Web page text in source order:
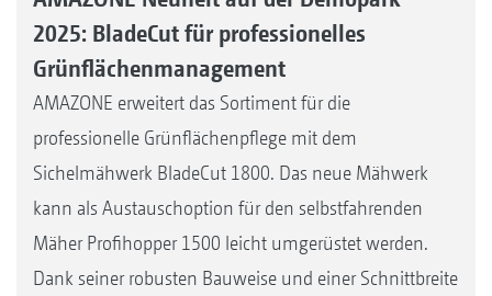
2025: BladeCut für professionelles
Grünflächenmanagement
AMAZONE erweitert das Sortiment für die
professionelle Grünflächenpflege mit dem
Sichelmähwerk BladeCut 1800. Das neue Mähwerk
kann als Austauschoption für den selbstfahrenden
Mäher Profihopper 1500 leicht umgerüstet werden.
Dank seiner robusten Bauweise und einer Schnittbreite